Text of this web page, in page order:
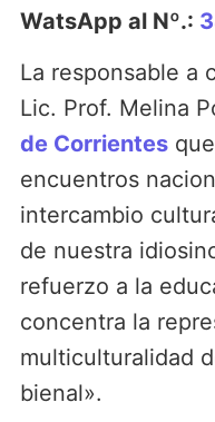
WatsApp al Nº.:
La responsable a
Lic. Prof. Melina
de Corrientesque
encuentros
intercambio
de nuestra
refuerzo a la
concentra la
multiculturalidad
bienal».